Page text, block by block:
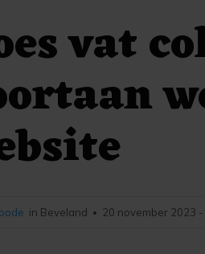
vat
in Beveland • 20 november 2023 -